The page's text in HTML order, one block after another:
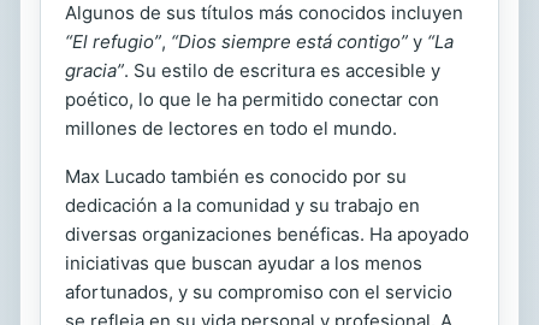
Algunos de sus títulos más conocidos incluyen
“El refugio”, “Dios siempre está contigo” y “La
gracia”. Su estilo de escritura es accesible y
poético, lo que le ha permitido conectar con
millones de lectores en todo el mundo.
Max Lucado también es conocido por su
dedicación a la comunidad y su trabajo en
diversas organizaciones benéficas. Ha apoyado
iniciativas que buscan ayudar a los menos
afortunados, y su compromiso con el servicio